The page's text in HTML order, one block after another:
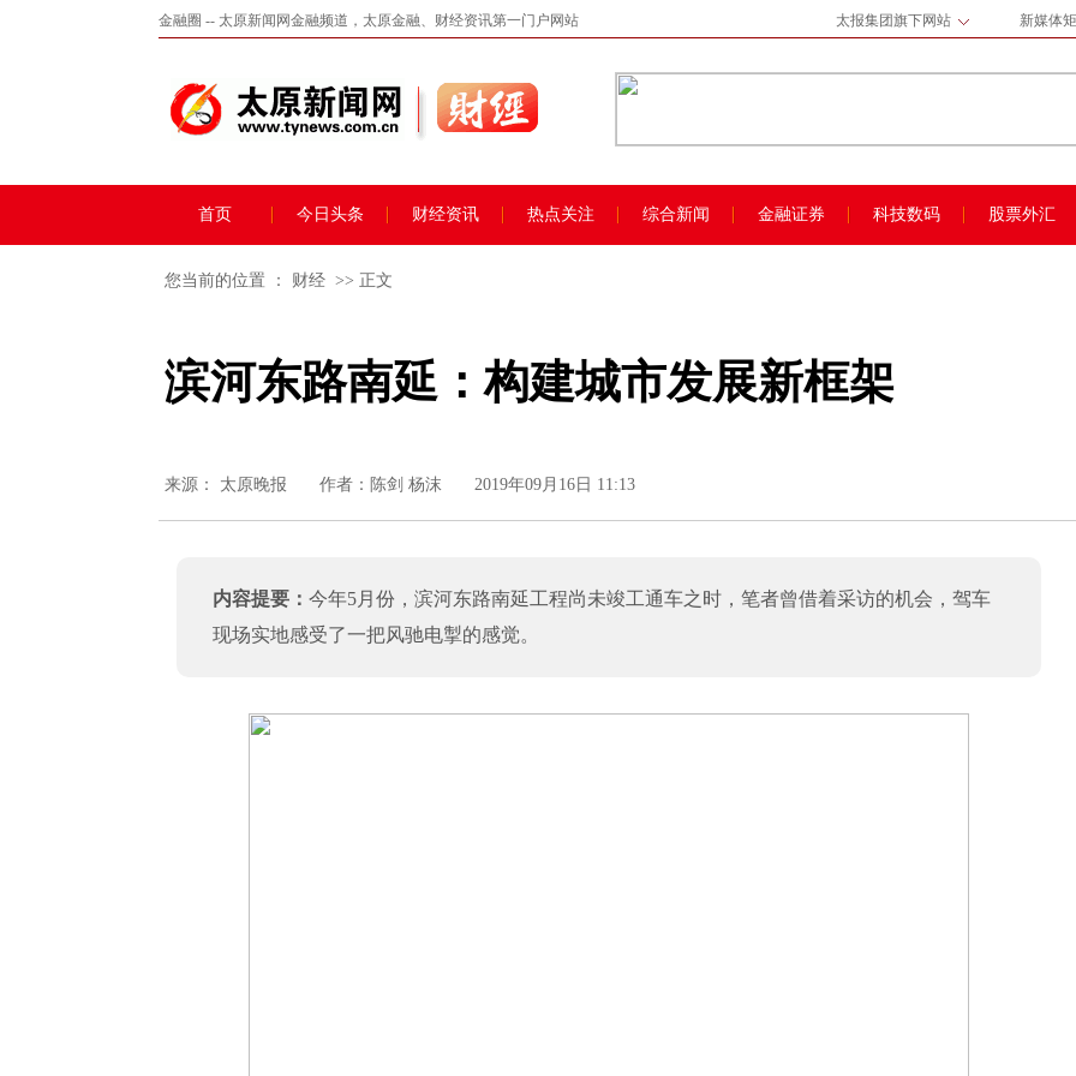
金融圈 -- 太原新闻网金融频道，太原金融、财经资讯第一门户网站 太报集团旗下网站 新媒体
首页 今日头条 财经资讯 热点关注 综合新闻 金融证券 科技数码 股票外汇
您当前的位置 ： 财经 >> 正文
滨河东路南延：构建城市发展新框架
来源： 太原晚报 作者：陈剑 杨沫 2019年09月16日 11:13
内容提要： 今年5月份，滨河东路南延工程尚未竣工通车之时，笔者曾借着采访的机会，驾车
现场实地感受了一把风驰电掣的感觉。